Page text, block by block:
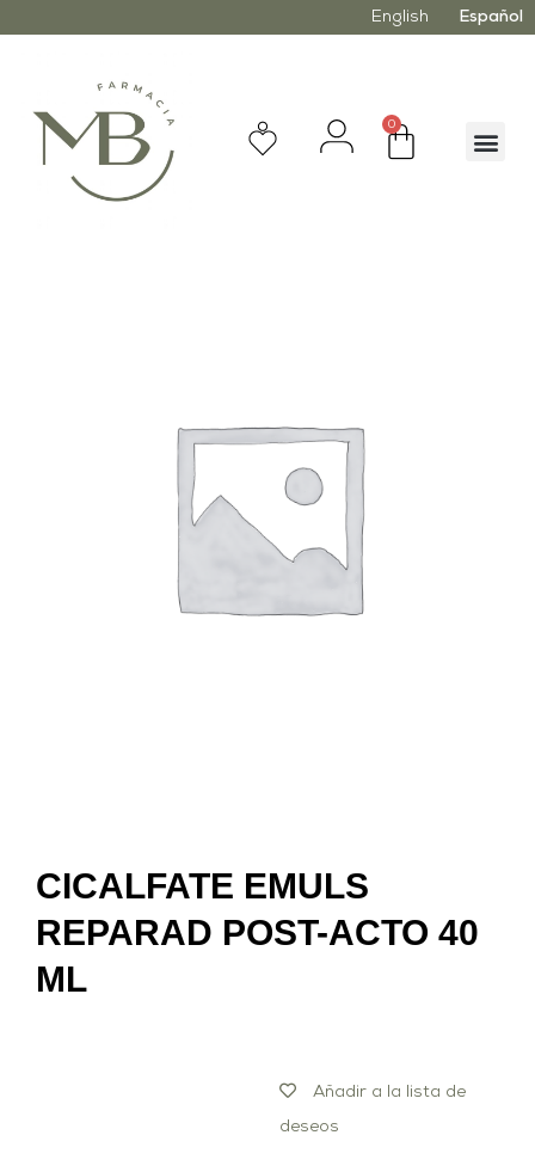
English Español
0
CICALFATE EMULS
REPARAD POST-ACTO 40
ML
Añadir a la lista de
deseos